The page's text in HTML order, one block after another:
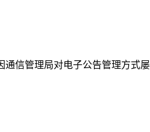
通信管理局对电子公告管理方式